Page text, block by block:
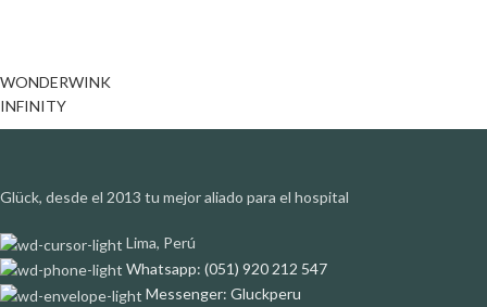
WONDERWINK
INFINITY
Glück, desde el 2013 tu mejor aliado para el hospital
Lima, Perú
Whatsapp: (051) 920 212 547
Messenger: Gluckperu